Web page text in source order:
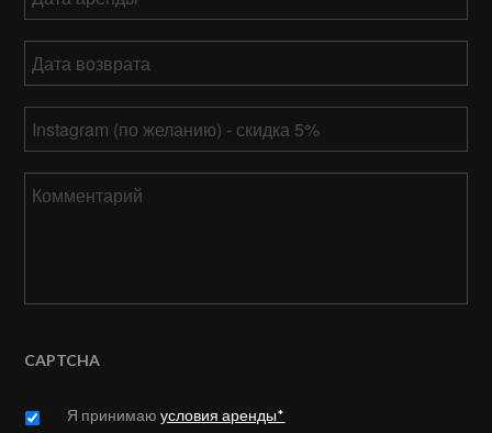
аренды
слеш
ДД
слеш
ГГГГ
возврата *
слеш
слеш
ГГГГ
Instagram
CAPTCHA
Untitled *
Я принимаюусловия аренды*